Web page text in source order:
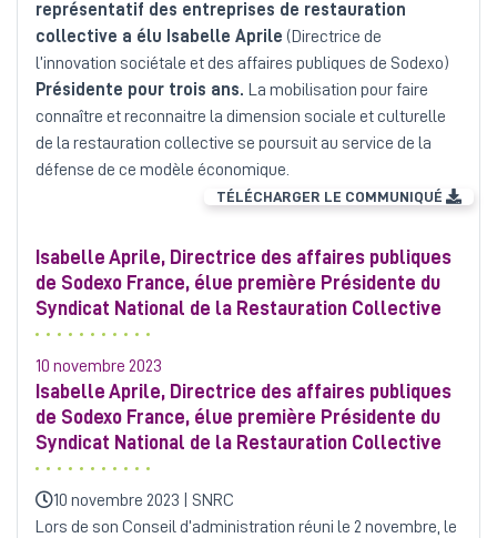
représentatif des entreprises de restauration
collective a élu Isabelle Aprile (Directrice de
l’innovation sociétale et des affaires publiques de Sodexo)
Présidente pour trois ans. La mobilisation pour faire
connaître et reconnaitre la dimension sociale et culturelle
de la restauration collective se poursuit au service de la
défense de ce modèle économique.
TÉLÉCHARGER LE COMMUNIQUÉ
Isabelle Aprile, Directrice des affaires publiques
de Sodexo France, élue première Présidente du
Syndicat National de la Restauration Collective
10 novembre 2023
Isabelle Aprile, Directrice des affaires publiques
de Sodexo France, élue première Présidente du
Syndicat National de la Restauration Collective
10 novembre 2023 | SNRC
Lors de son Conseil d’administration réuni le 2 novembre, le